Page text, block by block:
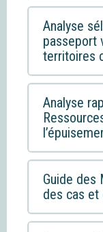
Analyse
passeport
territoires
Analyse
Guide des
des cas